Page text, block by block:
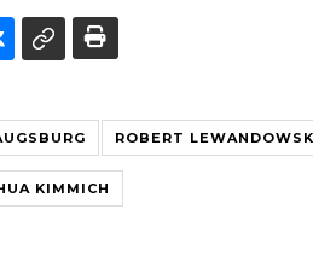
ROBERT
KIMMICH